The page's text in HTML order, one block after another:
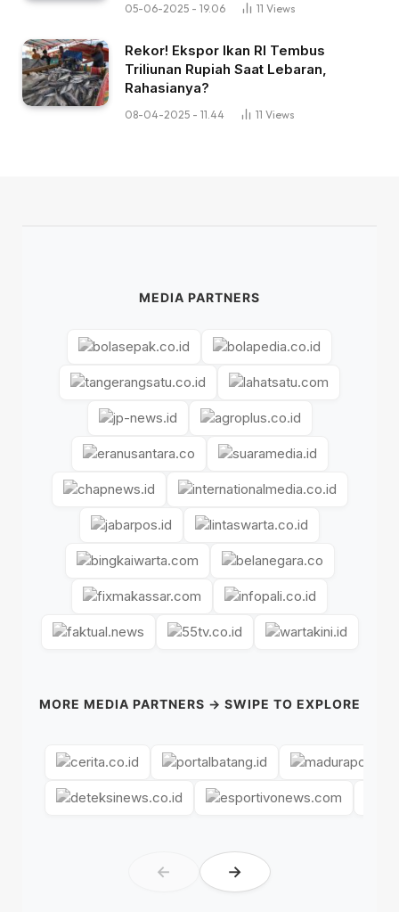
05-06-2025 - 19.06 11 Views
Rekor! Ekspor Ikan RI Tembus
Triliunan Rupiah Saat Lebaran,
Rahasianya?
08-04-2025 - 11.44 11 Views
MEDIA PARTNERS
MORE MEDIA PARTNERS → SWIPE TO EXPLORE
← →